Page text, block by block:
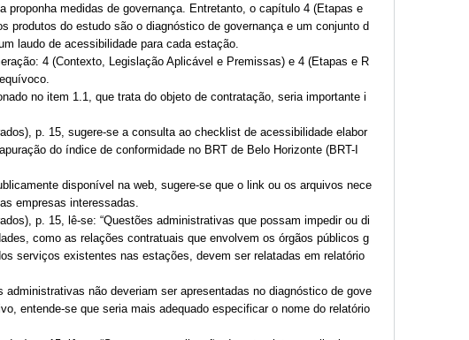
proponha medidas de governança. Entretanto, o capítulo 4 (Etapas e
produtos do estudo são o diagnóstico de governança e um conjunto d
laudo de acessibilidade para cada estação.
4 (Contexto, Legislação Aplicável e Premissas) e 4 (Etapas e R
no item 1.1, que trata do objeto de contratação, seria importante i
p. 15, sugere-se a consulta ao checklist de acessibilidade elabor
do índice de conformidade no BRT de Belo Horizonte (BRT-I
disponível na web, sugere-se que o link ou os arquivos nece
empresas interessadas.
p. 15, lê-se: “Questões administrativas que possam impedir ou di
como as relações contratuais que envolvem os órgãos públicos g
serviços existentes nas estações, devem ser relatadas em relatório
não deveriam ser apresentadas no diagnóstico de gove
entende-se que seria mais adequado especificar o nome do relatório